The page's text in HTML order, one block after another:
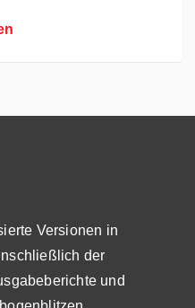
Versionen in
der
und